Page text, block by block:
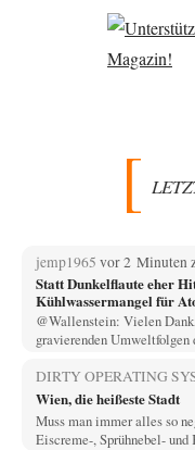
jemp1965 vor 2 Minuten
Statt Dunkelflaute eher
Kühlwassermangel für
@Wallenstein: Vielen
gravierenden
DIRTY OPERATING
Wien, die heißeste Stadt
Muss man immer alles so
Eiscreme-, Sprühnebel-